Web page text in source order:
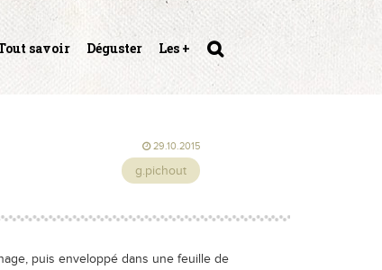
savoir Déguster Les +
29.10.2015
g.pichout
puis enveloppé dans une feuille de